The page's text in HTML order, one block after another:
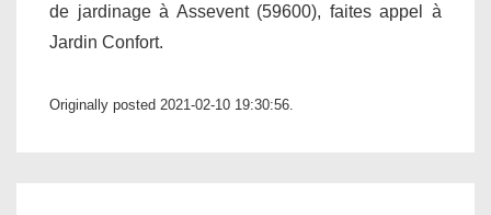
de jardinage à Assevent (59600), faites appel à
Jardin Confort.
Originally posted 2021-02-10 19:30:56.